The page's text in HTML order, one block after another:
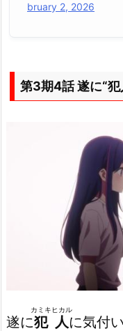
bruary 2, 2026
第3期4話 遂に“
遂に犯人
カミキヒカル
に気付